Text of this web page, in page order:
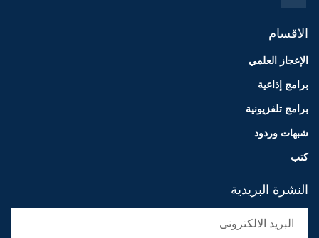
الاقسام
الإعجاز العلمي
برامج إذاعية
برامج تلفزيونية
شبهات وردود
كتب
النشرة البريدية